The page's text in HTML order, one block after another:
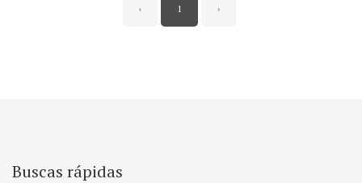
‹ 1 ›
Buscas rápidas